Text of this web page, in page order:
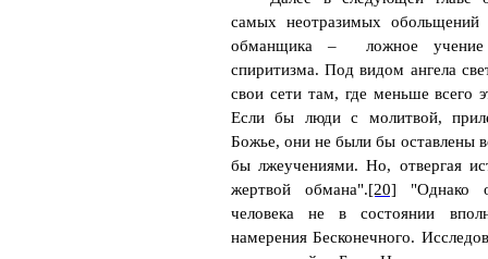
самых неотразимых обольщений
обманщика –
ложное
спиритизма. Под видом ангела
свои сети там, где меньше всего
Если бы люди с молитвой,
Божье, они не были бы оставлены
бы лжеучениями. Но, отвергая
жертвой обмана".[20] "Однако
человека не в состоянии
намерения Бесконечного.